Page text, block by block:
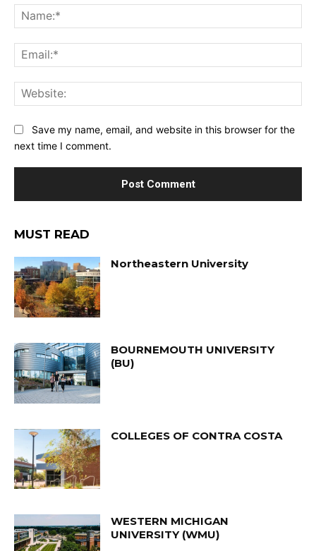
Save my name, email, and website in this browser for the
next time I comment.
MUST READ
Northeastern University
BOURNEMOUTH UNIVERSITY
(BU)
COLLEGES OF CONTRA COSTA
WESTERN MICHIGAN
UNIVERSITY (WMU)